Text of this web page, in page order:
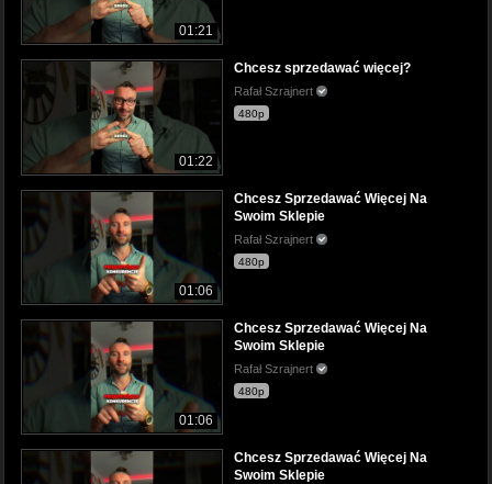
01:21
01:22
Chcesz sprzedawać więcej?
Rafał Szrajnert
480p
01:06
Chcesz Sprzedawać Więcej Na
Swoim Sklepie
Rafał Szrajnert
480p
01:06
Chcesz Sprzedawać Więcej Na
Swoim Sklepie
Rafał Szrajnert
480p
Chcesz Sprzedawać Więcej Na
Swoim Sklepie